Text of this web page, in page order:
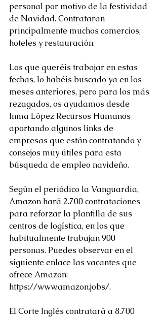
personal por motivo de la festividad
de Navidad. Contrataran
principalmente muchos comercios,
hoteles y restauración.
Los que queréis trabajar en estas
fechas, lo habéis buscado ya en los
meses anteriores, pero para los más
rezagados, os ayudamos desde
Inma López Recursos Humanos
aportando algunos links de
empresas que están contratando y
consejos muy útiles para esta
búsqueda de empleo navideño.
Según el periódico la Vanguardia,
Amazon hará 2.700 contrataciones
para reforzar la plantilla de sus
centros de logística, en los que
habitualmente trabajan 900
personas. Puedes observar en el
siguiente enlace las vacantes que
ofrece Amazon:
https://www.amazon.jobs/.
El Corte Inglés contratará a 8.700